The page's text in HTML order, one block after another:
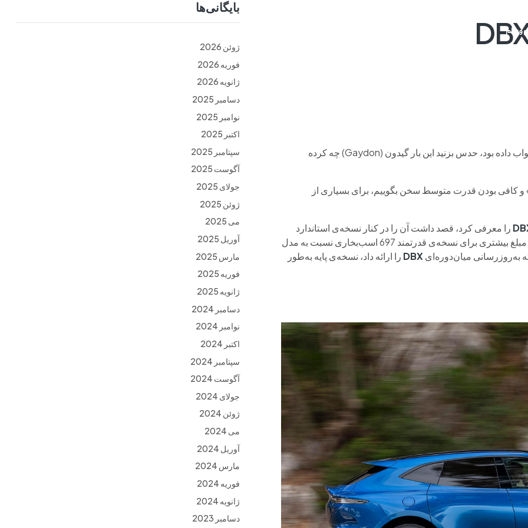
وی ام
وقتی قبلاً اضافه‌کردن تجمل و امکانات بیشتر به شاسی‌بلندشان جواب داده بود، حدس بزنید این بار گیدون (Gaydon) چه کرده
کافی بودن قدرت متوسط سخن بگوییم، برای بسیاری از
را معرفی کرد، قصد داشت آن را در کنار نسخه‌ی استاندارد
نشان دادند حاضرند مبلغ بیشتری برای نسخه‌ی قدرتمند 697 اسب‌بخاری نسبت به مدل
را ارائه داد، نسخه‌ی پایه به‌طور
بایگانی‌ها
ژوئن 2026
فوریه 2026
ژانویه 2026
دسامبر 2025
نوامبر 2025
اکتبر 2025
سپتامبر 2025
آگوست 2025
جولای 2025
ژوئن 2025
می 2025
آوریل 2025
مارس 2025
فوریه 2025
ژانویه 2025
دسامبر 2024
نوامبر 2024
اکتبر 2024
سپتامبر 2024
آگوست 2024
جولای 2024
ژوئن 2024
می 2024
آوریل 2024
مارس 2024
فوریه 2024
ژانویه 2024
دسامبر 2023